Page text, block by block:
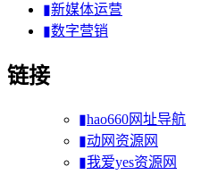
▮新媒体运营
▮数字营销
链接
▮hao660网址导航
▮动网资源网
▮我爱yes资源网